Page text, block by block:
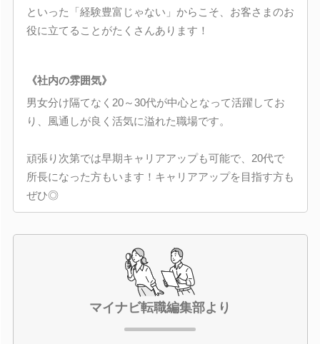
といった「経験豊富じゃない」からこそ、お客さまのお
役に立てることがたくさんあります！
《社内の雰囲気》
男女分け隔てなく20～30代が中心となって活躍してお
り、風通しが良く活気に溢れた職場です。
頑張り次第では早期キャリアアップも可能で、20代で
所長になった方もいます！キャリアアップを目指す方も
ぜひ◎
マイナビ転職編集部より